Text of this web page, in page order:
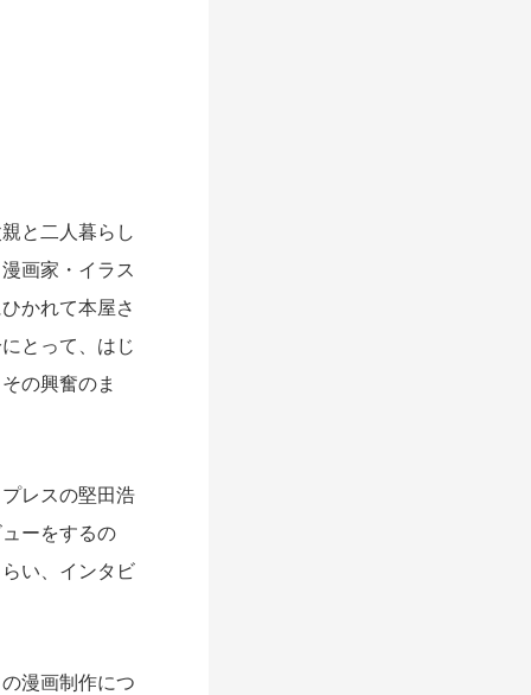
と二人暮らし
画家・イラス
かれて本屋さ
とって、はじ
の興奮のま
レスの堅田浩
ーをするの
い、インタビ
漫画制作につ